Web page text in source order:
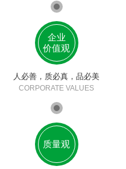
企业
价值观
人必善，质必真，品必美
CORPORATE VALUES
质量观